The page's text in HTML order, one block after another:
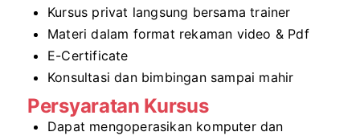
Kursus privat langsung bersama trainer
Materi dalam format rekaman video & Pdf
E-Certificate
Konsultasi dan bimbingan sampai mahir
Persyaratan Kursus
Dapat mengoperasikan komputer dan